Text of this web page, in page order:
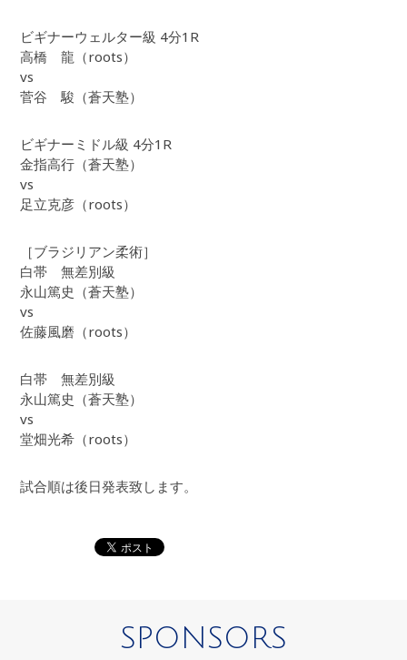
ビギナーウェルター級 4分1R
高橋 龍（roots）
vs
菅谷 駿（蒼天塾）
ビギナーミドル級 4分1R
金指高行（蒼天塾）
vs
足立克彦（roots）
［ブラジリアン柔術］
白帯 無差別級
永山篤史（蒼天塾）
vs
佐藤風磨（roots）
白帯 無差別級
永山篤史（蒼天塾）
vs
堂畑光希（roots）
試合順は後日発表致します。
SPONSORS